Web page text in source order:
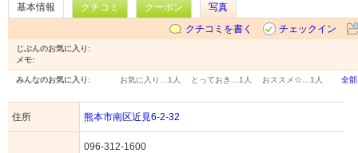
基本情報 クチコミ クーポン
写真
クチコミを書く
チェックイン
じぶんのお気に入り:
メモ:
みんなのお気に入り: お気に入り… 1人 とっておき… 1人 おススメ☆… 1人 全
住所 熊本市南区近見6-2-32
096-312-1600